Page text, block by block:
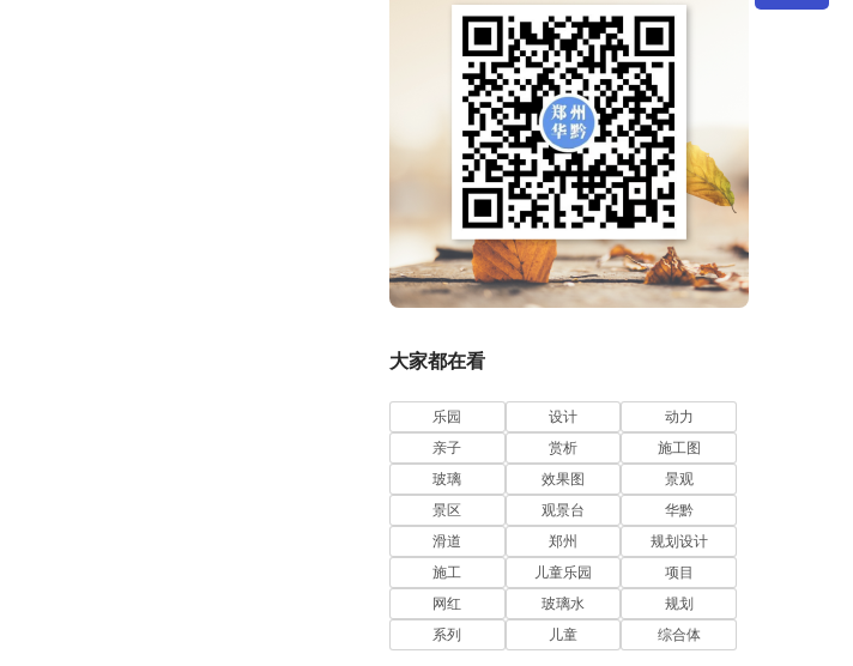
大家都在看
乐园 设计
动力
亲子
赏析
施工图
玻璃
效果图
景观
景区
观景台
华黔
滑道
郑州
规划设计
施工
儿童乐园
项目
网红
玻璃水
规划
系列
儿童 综合体